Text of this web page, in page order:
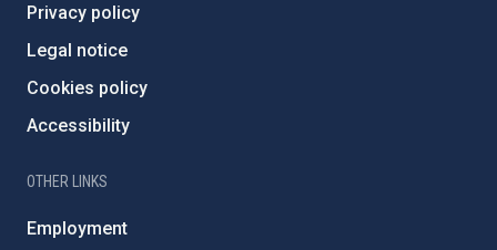
Privacy policy
Legal notice
Cookies policy
Accessibility
OTHER LINKS
Employment